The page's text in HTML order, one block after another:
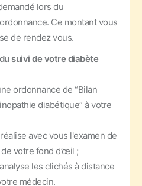
lors du
Ce montant vous
de rendez vous.
suivi de votre diabète
de “Bilan
diabétique” à votre
avec vous l'examen de
votre fond d’œil ;
les clichés à distance
médecin.